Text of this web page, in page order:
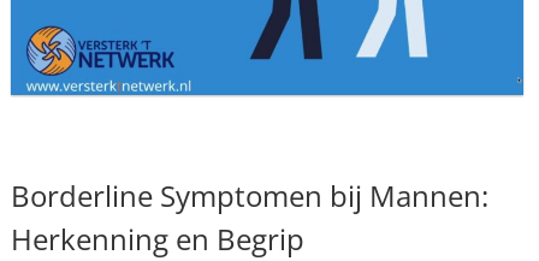
Borderline Symptomen bij Mannen:
Herkenning en Begrip